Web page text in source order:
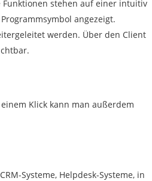
Funktionen stehen auf einer intuitiv
angezeigt.
werden. Über den Client
Klick kann man außerdem
Systeme, Helpdesk-Systeme, in